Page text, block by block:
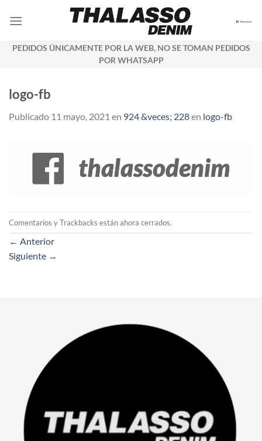
PEDIDOS ÚNICAMENTE POR LA WEB, NO SE TOMAN PEDIDOS
POR WHATSAPP
logo-fb
Publicado 11 mayo, 2021 en 924 &veces; 228en logo-fb
Comentarios y Trackbacks están ahora cerrados.
← Anterior
Siguiente →